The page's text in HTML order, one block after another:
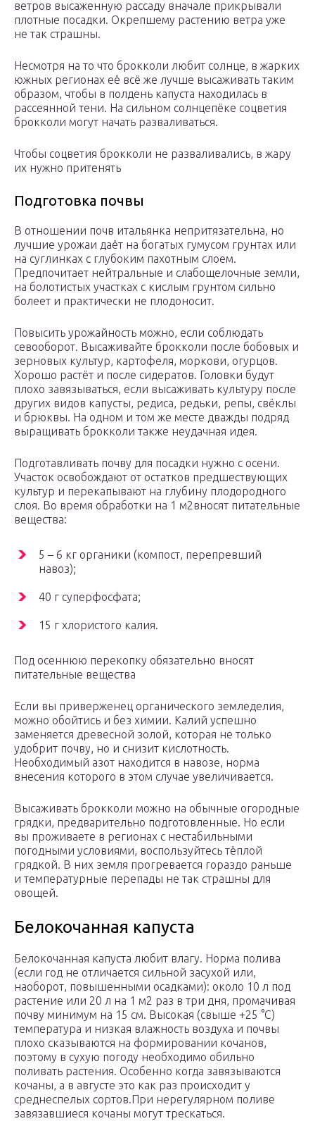
ветров высаженную рассаду вначале прикрывали
плотные посадки. Окрепшему растению ветра уже
не так страшны.
Несмотря на то что брокколи любит солнце, в жарких
южных регионах её всё же лучше высаживать таким
образом, чтобы в полдень капуста находилась в
рассеянной тени. На сильном солнцепёке соцветия
брокколи могут начать разваливаться.
Чтобы соцветия брокколи не разваливались, в жару
их нужно притенять
Подготовка почвы
В отношении почв итальянка непритязательна, но
лучшие урожаи даёт на богатых гумусом грунтах или
на суглинках с глубоким пахотным слоем.
Предпочитает нейтральные и слабощелочные земли,
на болотистых участках с кислым грунтом сильно
болеет и практически не плодоносит.
Повысить урожайность можно, если соблюдать
севооборот. Высаживайте брокколи после бобовых и
зерновых культур, картофеля, моркови, огурцов.
Хорошо растёт и после сидератов. Головки будут
плохо завязываться, если высаживать культуру после
других видов капусты, редиса, редьки, репы, свёклы
и брюквы. На одном и том же месте дважды подряд
выращивать брокколи также неудачная идея.
Подготавливать почву для посадки нужно с осени.
Участок освобождают от остатков предшествующих
культур и перекапывают на глубину плодородного
слоя. Во время обработки на 1 м2вносят питательные
вещества:
5 – 6 кг органики (компост, перепревший
навоз);
40 г суперфосфата;
15 г хлористого калия.
Под осеннюю перекопку обязательно вносят
питательные вещества
Если вы приверженец органического земледелия,
можно обойтись и без химии. Калий успешно
заменяется древесной золой, которая не только
удобрит почву, но и снизит кислотность.
Необходимый азот находится в навозе, норма
внесения которого в этом случае увеличивается.
Высаживать брокколи можно на обычные огородные
грядки, предварительно подготовленные. Но если
вы проживаете в регионах с нестабильными
погодными условиями, воспользуйтесь тёплой
грядкой. В них земля прогревается гораздо раньше
и температурные перепады не так страшны для
овощей.
Белокочанная капуста
Белокочанная капуста любит влагу. Норма полива
(если год не отличается сильной засухой или,
наоборот, повышенными осадками): около 10 л под
растение или 20 л на 1 м2 раз в три дня, промачивая
почву минимум на 15 см. Высокая (свыше +25 °C)
температура и низкая влажность воздуха и почвы
плохо сказываются на формировании кочанов,
поэтому в сухую погоду необходимо обильно
поливать растения. Особенно когда завязываются
кочаны, а в августе это как раз происходит у
среднеспелых сортов.При нерегулярном поливе
завязавшиеся кочаны могут трескаться.